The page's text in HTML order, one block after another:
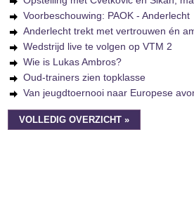
Voorbeschouwing: PAOK - Anderlecht
Anderlecht trekt met vertrouwen én
Wedstrijd live te volgen op VTM 2
Wie is Lukas Ambros?
Oud-trainers zien topklasse
Van jeugdtoernooi naar Europese
VOLLEDIG OVERZICHT »